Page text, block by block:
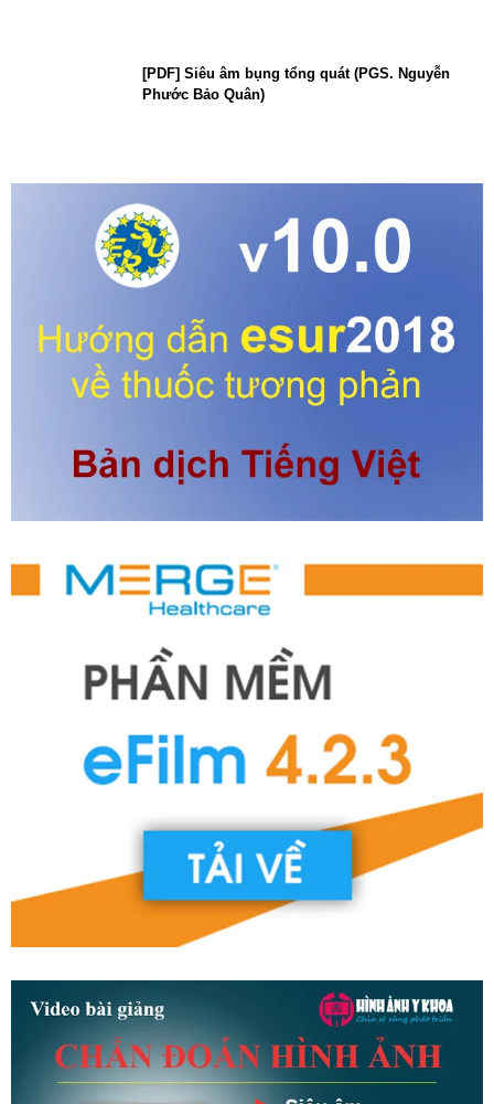
[PDF] Siêu âm bụng tổng quát (PGS. Nguyễn
Phước Bảo Quân)